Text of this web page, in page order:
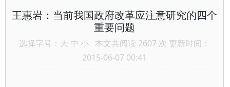
王惠岩：当前我国政府改革应注意研究的四个
重要问题
选择字号： 大 中 小 本文共阅读 2607 次 更新时间：
2015-06-07 00:41